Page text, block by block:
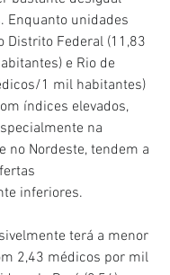
Enquanto unidades
Distrito Federal (11,83
e Rio de
1 mil habitantes)
índices elevados,
na
no Nordeste, tendem a
inferiores.
terá a menor
2,43 médicos por mil